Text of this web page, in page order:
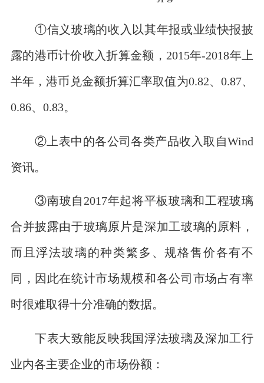
①信义玻璃的收入以其年报或业绩快报披
露的港币计价收入折算金额，2015年-2018年上
半年，港币兑金额折算汇率取值为0.82、0.87、
0.86、0.83。
②上表中的各公司各类产品收入取自Wind
资讯。
③南玻自2017年起将平板玻璃和工程玻璃
合并披露由于玻璃原片是深加工玻璃的原料，
而且浮法玻璃的种类繁多、规格售价各有不
同，因此在统计市场规模和各公司市场占有率
时很难取得十分准确的数据。
下表大致能反映我国浮法玻璃及深加工行
业内各主要企业的市场份额：